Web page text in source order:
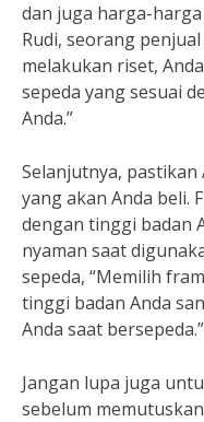
dan juga harga-
Rudi, seorang
melakukan riset,
sepeda yang sesuai
Anda.”
Selanjutnya,
yang akan Anda beli.
dengan tinggi badan
nyaman saat
sepeda, “Memilih
tinggi badan Anda
Anda saat bersepeda.”
Jangan lupa juga
sebelum